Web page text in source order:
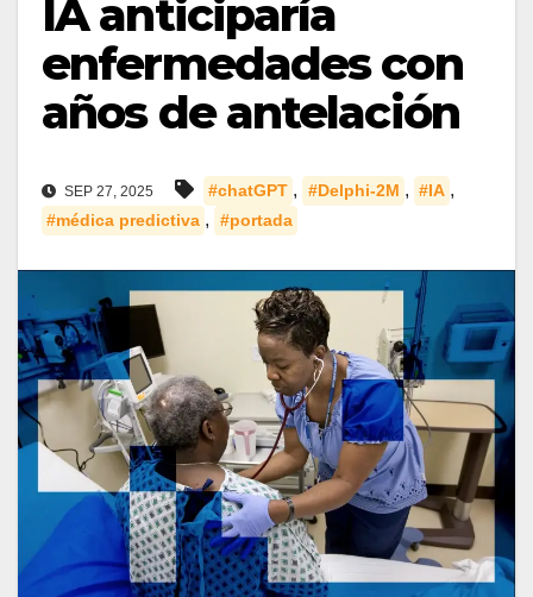
IA anticiparía
enfermedades con
años de antelación
SEP 27, 2025 #chatGPT , #Delphi-2M , #IA ,
#médica predictiva , #portada